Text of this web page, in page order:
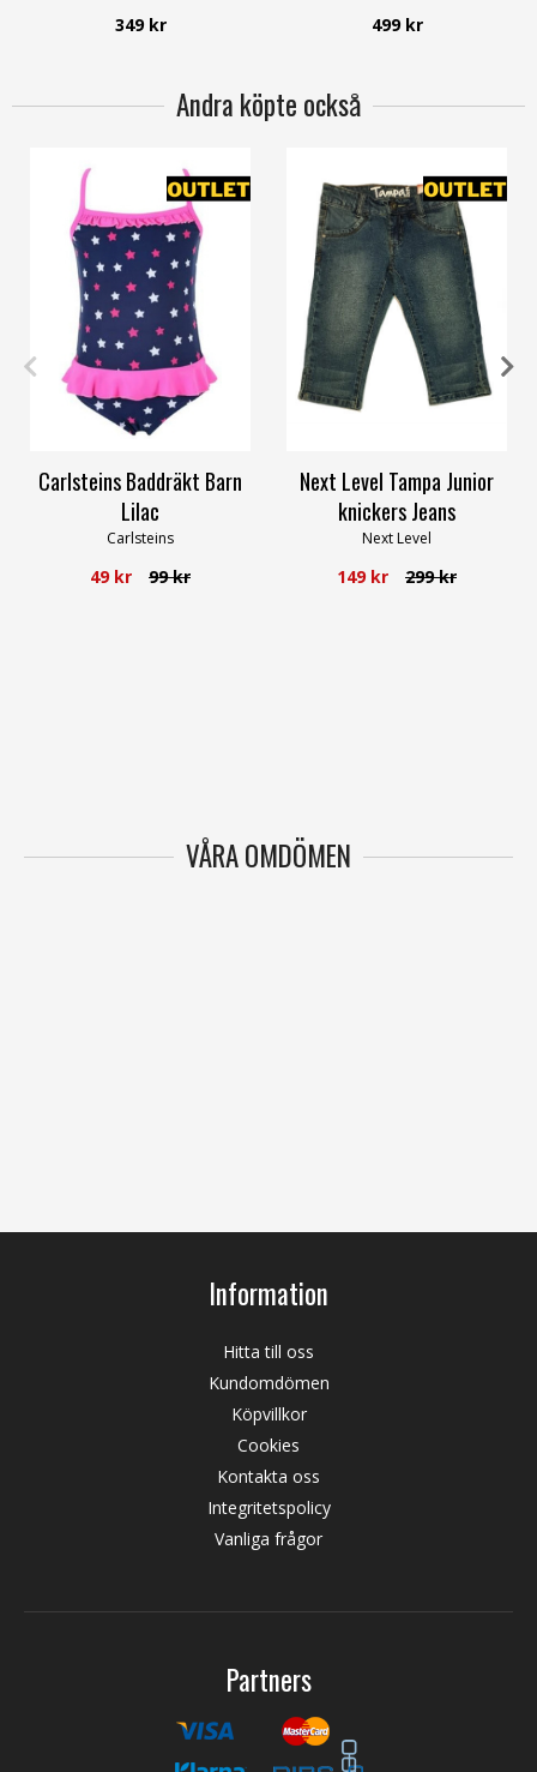
349 kr Zabaione
499 kr
Andra köpte också
98-104 110-116
Carlsteins Baddräkt Barn
Lilac
Carlsteins
49 kr 99 kr
158 164
Next Level Tampa Junior
knickers Jeans
Next Level
149 kr 299 kr
VÅRA OMDÖMEN
Information
Hitta till oss
Kundomdömen
Köpvillkor
Cookies
Kontakta oss
Integritetspolicy
Vanliga frågor
Partners